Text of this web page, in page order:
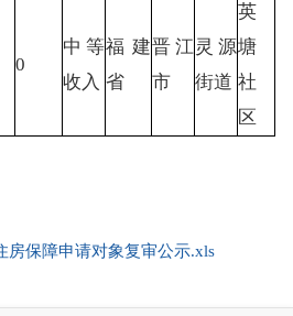
0
中等
收入
福建
省
晋江
市
灵源
街道
英
塘
社
区
房保障申请对象复审公示.xls